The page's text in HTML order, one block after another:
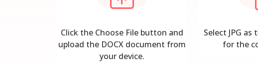
Click the Choose File button and
upload the DOCX document from
your device.
Select JPG
for the